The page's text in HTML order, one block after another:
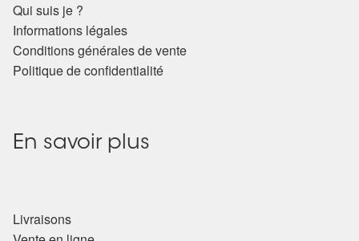
Les pierres en détail
Test — Quelle Gardienne ?
Qui suis je ?
Informations légales
Conditions générales de vente
Politique de confidentialité
En savoir plus
Livraisons